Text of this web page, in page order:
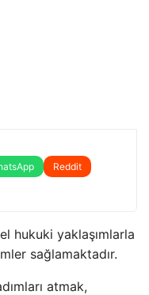
Reddit
hukuki yaklaşımlarla
sağlamaktadır.
atmak,